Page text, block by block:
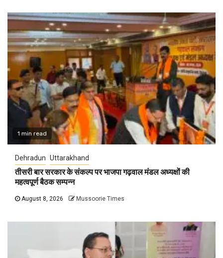
1 min read
Dehradun Uttarakhand
तीसरी बार सरकार के संकल्प पर भाजपा गढ़वाल मंडल अध्यक्षों की
महत्वपूर्ण बैठक सम्पन्न
August 8, 2026 Mussoorie Times